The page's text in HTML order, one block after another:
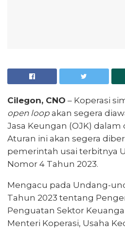
Cilegon, CNO – Koperasi
open loop akan segera
Jasa Keungan (OJK) dalam
Aturan ini akan segera
pemerintah usai terbitnya
Nomor 4 Tahun 2023.
Mengacu pada Undang-
Tahun 2023 tentang
Penguatan Sektor
Menteri Koperasi, Usaha